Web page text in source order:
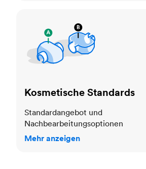
Kosmetische Standards
Standardangebot und
Nachbearbeitungsoptionen
Mehr anzeigen